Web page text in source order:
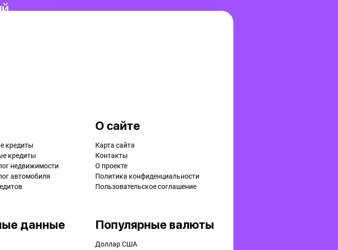
кредиты
кредиты
недвижимости
автомобиля
О сайте
Карта сайта
Контакты
О проекте
Политика конфиденциальности
Пользовательское соглашение
данные Популярные валюты
Доллар США